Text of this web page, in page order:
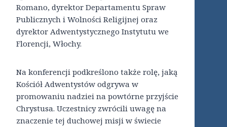
Romano, dyrektor Departamentu Spraw
Publicznych i Wolności Religijnej oraz
dyrektor Adwentystycznego Instytutu we
Florencji, Włochy.
Na konferencji podkreślono także rolę, jaką
Kościół Adwentystów odgrywa w
promowaniu nadziei na powtórne przyjście
Chrystusa. Uczestnicy zwrócili uwagę na
znaczenie tej duchowej misji w świecie